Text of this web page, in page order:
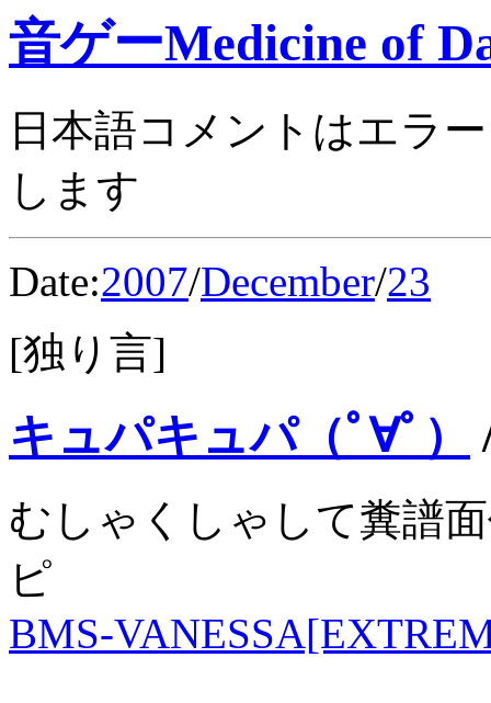
音ゲーMedicine of
日本語コメントはエラ
します
Date:2007/December/23
[独り言]
キュパキュパ（ﾟ∀ﾟ）
むしゃくしゃして糞譜
ピ
BMS-